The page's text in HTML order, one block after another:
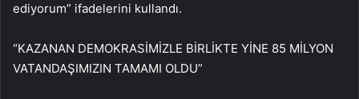
ediyorum” ifadelerini kullandı.
“KAZANAN DEMOKRASİMİZLE BİRLİKTE YİNE 85 MİLYON
VATANDAŞIMIZIN TAMAMI OLDU”